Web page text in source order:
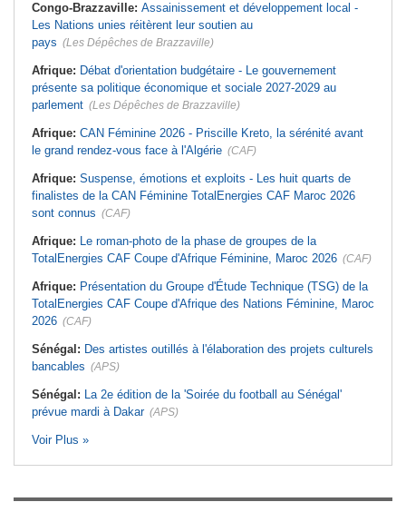
Congo-Brazzaville: Assainissement et développement local -
Les Nations unies réitèrent leur soutien au
pays (Les Dépêches de Brazzaville)
Afrique: Débat d'orientation budgétaire - Le gouvernement
présente sa politique économique et sociale 2027-2029 au
parlement (Les Dépêches de Brazzaville)
Afrique: CAN Féminine 2026 - Priscille Kreto, la sérénité avant
le grand rendez-vous face à l'Algérie (CAF)
Afrique: Suspense, émotions et exploits - Les huit quarts de
finalistes de la CAN Féminine TotalEnergies CAF Maroc 2026
sont connus (CAF)
Afrique: Le roman-photo de la phase de groupes de la
TotalEnergies CAF Coupe d'Afrique Féminine, Maroc 2026 (CAF)
Afrique: Présentation du Groupe d'Étude Technique (TSG) de la
TotalEnergies CAF Coupe d'Afrique des Nations Féminine, Maroc
2026 (CAF)
Sénégal: Des artistes outillés à l'élaboration des projets culturels
bancables (APS)
Sénégal: La 2e édition de la 'Soirée du football au Sénégal'
prévue mardi à Dakar (APS)
Voir Plus »